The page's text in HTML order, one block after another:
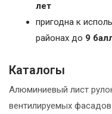
лет
пригодна к
районах до 9
Каталогы
Алюминиевый лист
вентилируемых фасадов